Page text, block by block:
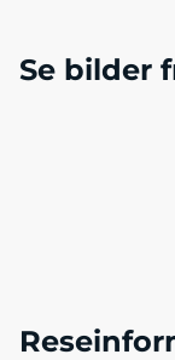
Se bilder